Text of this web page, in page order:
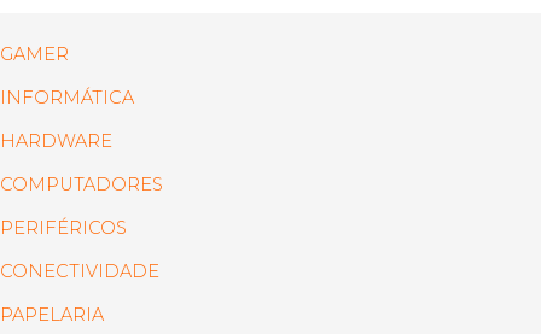
GAMER
INFORMÁTICA
HARDWARE
COMPUTADORES
PERIFÉRICOS
CONECTIVIDADE
PAPELARIA